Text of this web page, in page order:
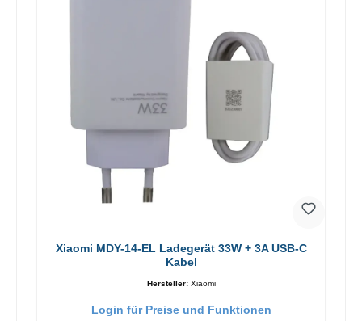
Xiaomi MDY-14-EL Ladegerät 33W + 3A USB-C
Kabel
Hersteller: Xiaomi
Login für Preise und Funktionen